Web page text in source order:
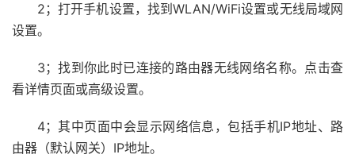
2；打开手机设置，找到WLAN/WiFi设置或无线局域网
设置。
3；找到你此时已连接的路由器无线网络名称。点击查
看详情页面或高级设置。
4；其中页面中会显示网络信息，包括手机IP地址、路
由器（默认网关）IP地址。